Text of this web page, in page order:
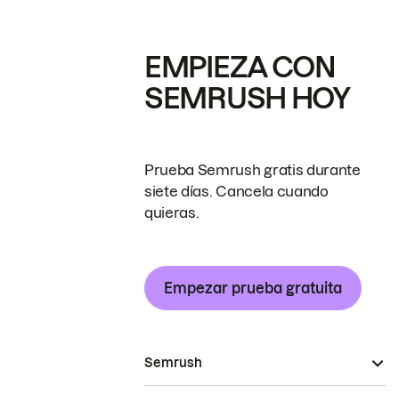
EMPIEZA CON
SEMRUSH HOY
Prueba Semrush gratis durante
siete días. Cancela cuando
quieras.
Empezar prueba gratuita
Semrush